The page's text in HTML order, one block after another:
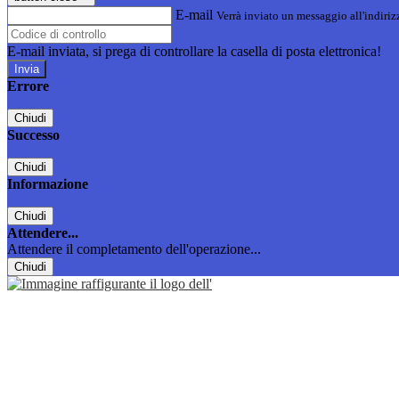
E-mail Verrà inviato un messaggio
E-mail inviata, si prega di controllare la casella di posta elettronica!
Errore
Chiudi
Successo
Chiudi
Informazione
Chiudi
Attendere...
Attendere il completamento dell'operazione...
Chiudi